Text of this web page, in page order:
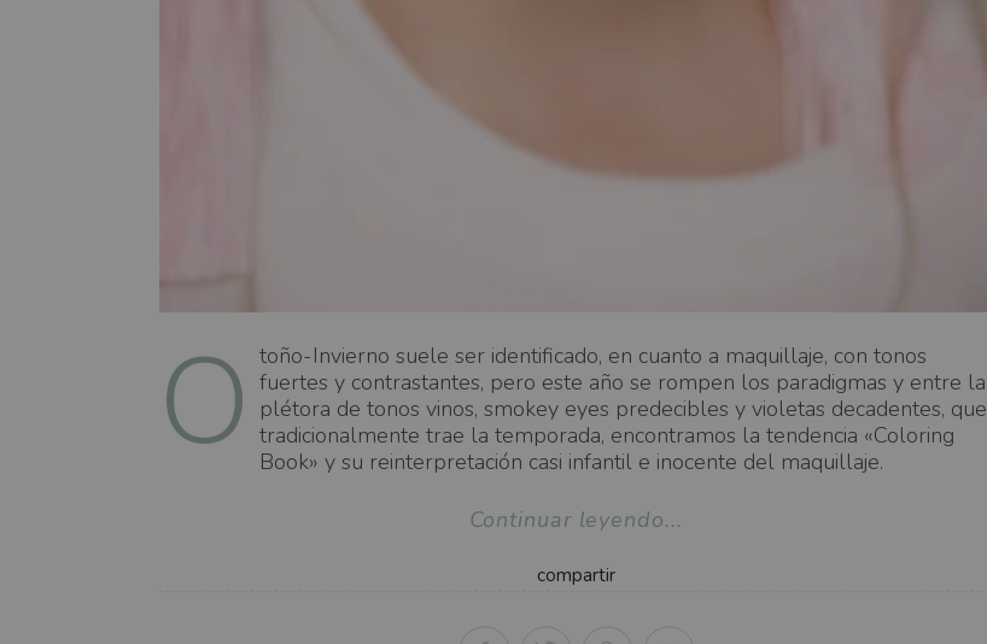
O toño-Invierno suele ser identificado, en cuanto a maquillaje, con tonos
fuertes y contrastantes, pero este año se rompen los paradigmas y entre la
plétora de tonos vinos, smokey eyes predecibles y violetas decadentes, que
tradicionalmente trae la temporada, encontramos la tendencia «Coloring
Book» y su reinterpretación casi infantil e inocente del maquillaje.
Continuar leyendo...
compartir